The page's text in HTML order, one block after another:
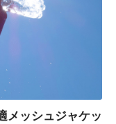
メッシュジャケッ